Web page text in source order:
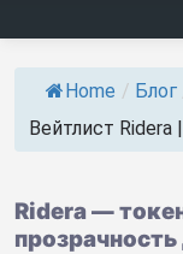
Home / Блог
Вейтлист Ridera |
Ridera —